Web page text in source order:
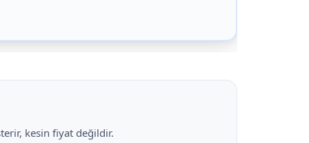
kesin fiyat değildir.